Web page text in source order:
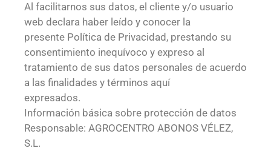
Al facilitarnos sus datos, el cliente y/o usuario
web declara haber leído y conocer la
presente Política de Privacidad, prestando su
consentimiento inequívoco y expreso al
tratamiento de sus datos personales de acuerdo
a las finalidades y términos aquí
expresados.
Información básica sobre protección de datos
Responsable: AGROCENTRO ABONOS VÉLEZ,
S.L.